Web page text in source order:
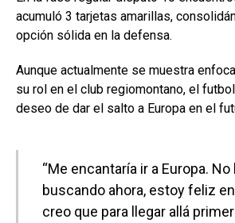
acumuló 3 tarjetas amarillas,
opción sólida en la defensa.
Aunque actualmente se muestra
su rol en el club regiomontano, el
deseo de dar el salto a Europa en el
“Me encantaría ir a Europa.
buscando ahora, estoy feliz
creo que para llegar allá